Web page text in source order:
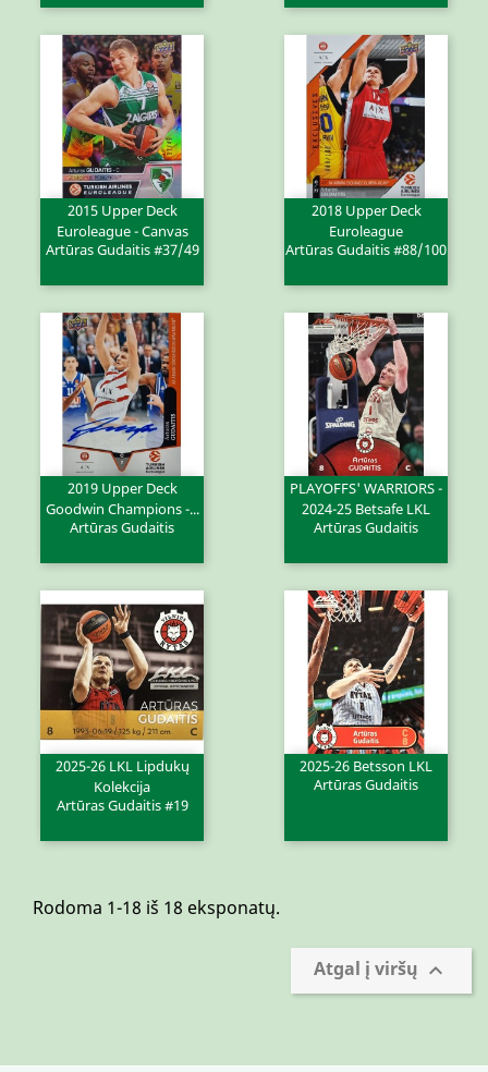
2015 Upper Deck
Euroleague - Canvas
Artūras Gudaitis #37/49
2018 Upper Deck
Euroleague
Artūras Gudaitis #88/100
2019 Upper Deck
Goodwin Champions -...
Artūras Gudaitis
PLAYOFFS' WARRIORS -
2024-25 Betsafe LKL
Artūras Gudaitis
2025-26 LKL Lipdukų
Kolekcija
Artūras Gudaitis #19
2025-26 Betsson LKL
Artūras Gudaitis
Rodoma 1-18 iš 18 eksponatų.
Atgal į viršų 